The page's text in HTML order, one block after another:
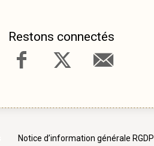
Restons connectés
Notice d’information générale RGDP